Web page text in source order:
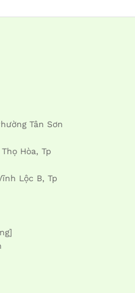
Tân Sơn
Hòa, Tp
Lộc B, Tp